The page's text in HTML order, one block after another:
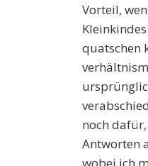
Vorteil,
quatschen
noch
Antworten